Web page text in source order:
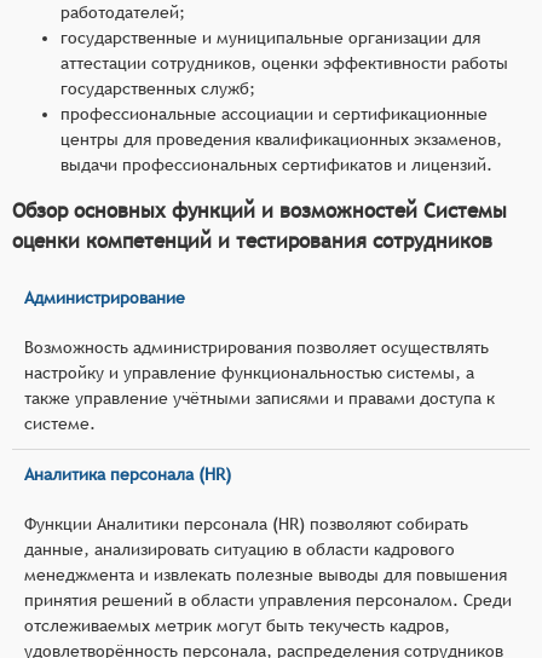
работодателей;
государственные и муниципальные организации для
аттестации сотрудников, оценки эффективности работы
государственных служб;
профессиональные ассоциации и сертификационные
центры для проведения квалификационных экзаменов,
выдачи профессиональных сертификатов и лицензий.
Обзор основных функций и возможностей Системы
оценки компетенций и тестирования сотрудников
Администрирование
Возможность администрирования позволяет осуществлять
настройку и управление функциональностью системы, а
также управление учётными записями и правами доступа к
системе.
Аналитика персонала (HR)
Функции Аналитики персонала (HR) позволяют собирать
данные, анализировать ситуацию в области кадрового
менеджмента и извлекать полезные выводы для повышения
принятия решений в области управления персоналом. Среди
отслеживаемых метрик могут быть текучесть кадров,
удовлетворённость персонала, распределения сотрудников